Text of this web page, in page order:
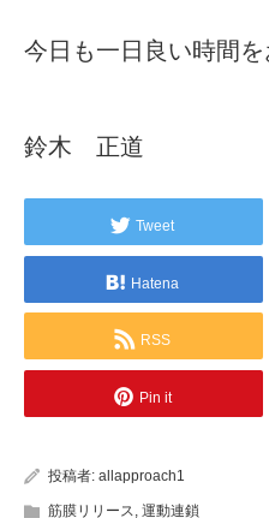
今日も一日良い時間を
鈴木 正道
Tweet
Hatena
RSS
Pin it
投稿者: allapproach1
筋膜リリース, 運動連鎖